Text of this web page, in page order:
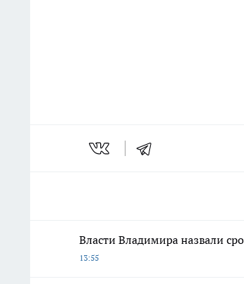
Власти Владимира назвали
13:55